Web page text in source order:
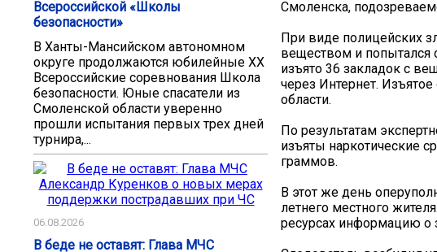
Всероссийской «Школы
безопасности»
В Ханты-Мансийском автономном
округе продолжаются юбилейные XX
Всероссийские соревнования Школа
безопасности. Юные спасатели из
Смоленской области уверенно
прошли испытания первых трех дней
турнира,...
06.08.2026
В беде не оставят: Глава МЧС
Смоленска,
При виде полицейских
веществом и попытался
изъято 36 закладок с
через Интернет.
области.
По результатам
изъяты наркотические
граммов.
В этот же день
летнего местного
ресурсах информацию о